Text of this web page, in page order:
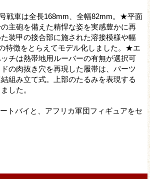
戦車は全長168mm、全幅82mm。★平面
主砲を備えた精悍な姿を実感豊かに再
装甲の接合部に施された溶接模様や幅
特徴をとらえてモデル化しました。★エ
チは熱帯地用ルーバーの有無が選択可
の肉抜き穴を再現した履帯は、パーツ
組み立て式。上部のたるみを表現する
した。
トバイと、アフリカ軍団フィギュアをセ